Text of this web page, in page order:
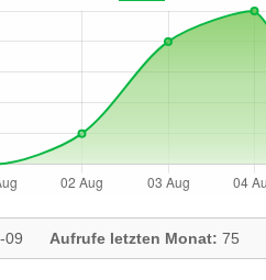
09 Aufrufe letzten Monat: 75